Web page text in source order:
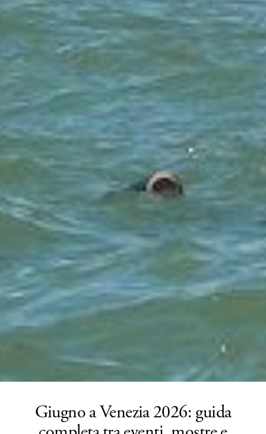
Giugno a Venezia 2026: guida